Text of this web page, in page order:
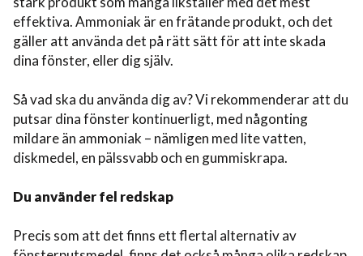
effektiva. Ammoniak är en frätande produkt, och det
gäller att använda det på rätt sätt för att inte skada
dina fönster, eller dig själv.
Så vad ska du använda dig av? Vi rekommenderar att du
putsar dina fönster kontinuerligt, med någonting
mildare än ammoniak – nämligen med lite vatten,
diskmedel, en pälssvabb och en gummiskrapa.
Du använder fel redskap
Precis som att det finns ett flertal alternativ av